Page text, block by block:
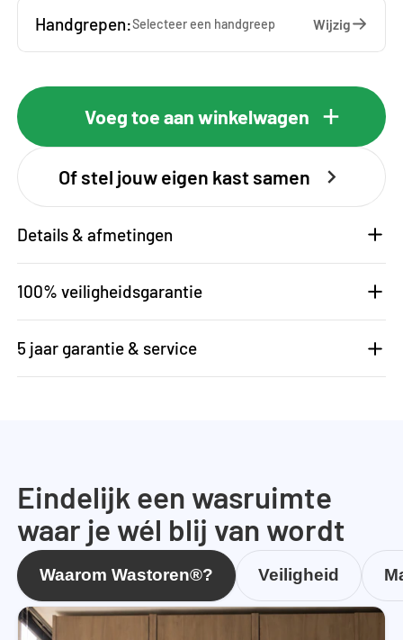
Handgrepen:Selecteer een handgreep Wijzig
Voeg toe aan winkelwagen
Of stel jouw eigen kast samen
Details & afmetingen
100% veiligheidsgarantie
5 jaar garantie & service
Eindelijk een wasruimte
waar je wél blij van wordt
Waarom Wastoren®? Veiligheid